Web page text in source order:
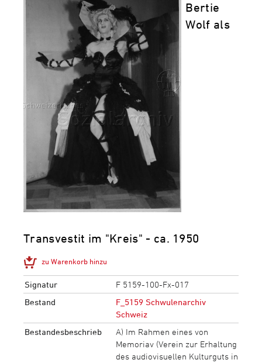
Bertie
Wolf als
Transvestit im "Kreis" - ca. 1950
zu Warenkorb hinzu
Signatur
F 5159-100-Fx-017
Bestand
F_5159 Schwulenarchiv
Schweiz
Bestandesbeschrieb
A) Im Rahmen eines von
Memoriav (Verein zur Erhaltung
des audiovisuellen Kulturguts in